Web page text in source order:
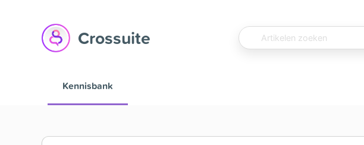
Crossuite
Kennisbank